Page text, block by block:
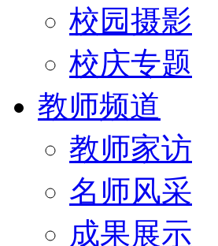
校园摄影
校庆专题
教师频道
教师家访
名师风采
成果展示